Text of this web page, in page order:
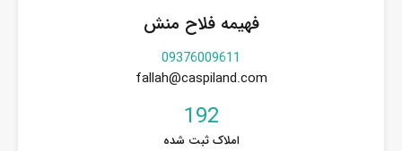
فهیمه فلاح منش
09376009611
fallah@caspiland.com
192
املاک ثبت شده